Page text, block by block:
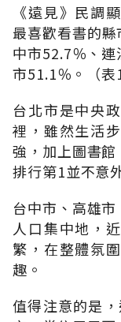
《遠見》民調
最喜歡看書的
中市52.7％、
市51.1％。（表1
台北市是中央
裡，雖然生活
強，加上圖書館
排行第1並不意
台中市、高雄
人口集中地，
繁，在整體氛
趣。
值得注意的是